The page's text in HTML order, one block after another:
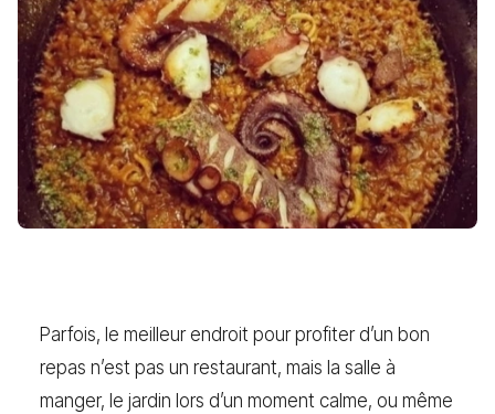
Parfois, le meilleur endroit pour profiter d’un bon
repas n’est pas un restaurant, mais la salle à
manger, le jardin lors d’un moment calme, ou même